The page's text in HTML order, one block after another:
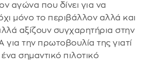
αγώνα που δίνει για να
μόνο το περιβάλλον αλλά και
αξίζουν συγχαρητήρια στην
για την πρωτοβουλία της γιατί
ένα σημαντικό πιλοτικό